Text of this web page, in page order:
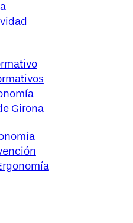
Girona